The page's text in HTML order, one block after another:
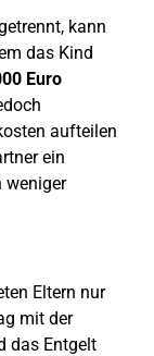
kann
das Kind
Euro
aufteilen
ein
weniger
Eltern nur
mit der
das Entgelt